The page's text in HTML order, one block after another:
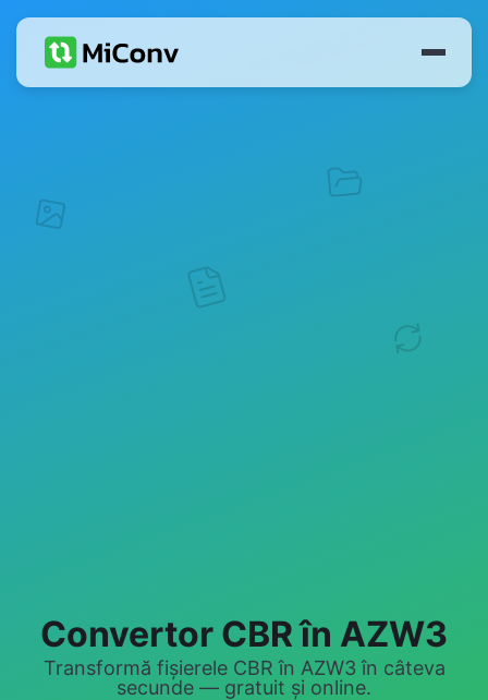
Convertor CBR în AZW3
Transformă fișierele CBR în AZW3 în câteva
secunde — gratuit și online.